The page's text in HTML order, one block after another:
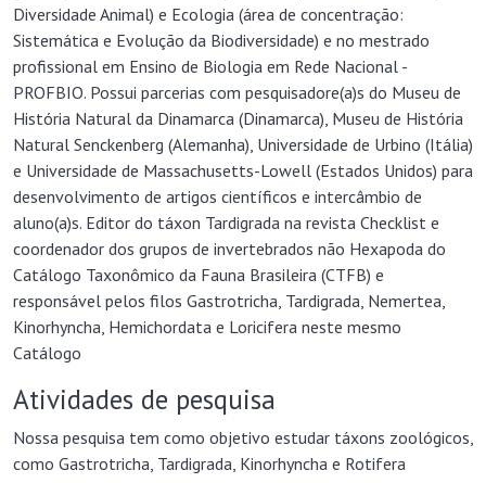
Diversidade Animal) e Ecologia (área de concentração:
Sistemática e Evolução da Biodiversidade) e no mestrado
profissional em Ensino de Biologia em Rede Nacional -
PROFBIO. Possui parcerias com pesquisadore(a)s do Museu de
História Natural da Dinamarca (Dinamarca), Museu de História
Natural Senckenberg (Alemanha), Universidade de Urbino (Itália)
e Universidade de Massachusetts-Lowell (Estados Unidos) para
desenvolvimento de artigos científicos e intercâmbio de
aluno(a)s. Editor do táxon Tardigrada na revista Checklist e
coordenador dos grupos de invertebrados não Hexapoda do
Catálogo Taxonômico da Fauna Brasileira (CTFB) e
responsável pelos filos Gastrotricha, Tardigrada, Nemertea,
Kinorhyncha, Hemichordata e Loricifera neste mesmo
Catálogo
Atividades de pesquisa
Nossa pesquisa tem como objetivo estudar táxons zoológicos,
como Gastrotricha, Tardigrada, Kinorhyncha e Rotifera